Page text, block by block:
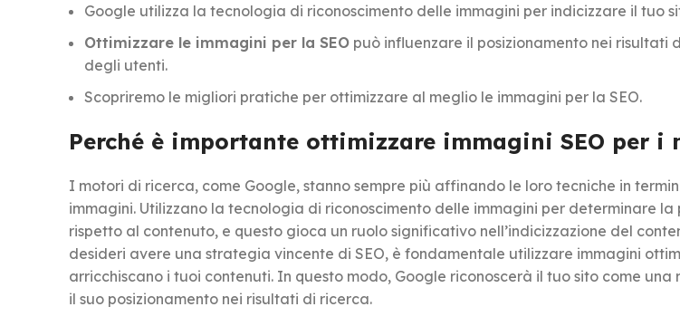
Google utilizza la tecnologia di riconoscimento delle immagini per indicizzare il tuo
Ottimizzare le immagini per la SEO può influenzare il posizionamento nei risultati
degli utenti.
Scopriremo le migliori pratiche per ottimizzare al meglio le immagini per la SEO.
Perché è importante ottimizzare immagini SEO per i
I motori di ricerca, come Google, stanno sempre più affinando le loro tecniche in
immagini. Utilizzano la tecnologia di riconoscimento delle immagini per determinare la
rispetto al contenuto, e questo gioca un ruolo significativo nell’indicizzazione del
desideri avere una strategia vincente di SEO, è fondamentale utilizzare immagini
arricchiscano i tuoi contenuti. In questo modo, Google riconoscerà il tuo sito come
il suo posizionamento nei risultati di ricerca.